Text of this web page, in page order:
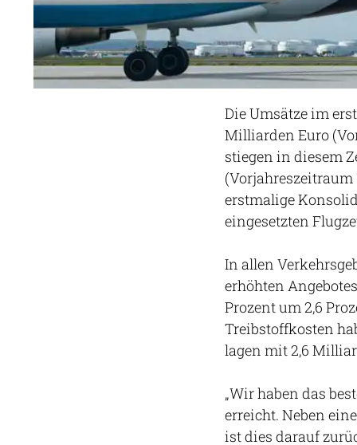
Die Umsätze im
Milliarden Euro
stiegen in diesem
(Vorjahreszeitraum
erstmalige
eingesetzten
In allen
erhöhten
Prozent um 2,6
Treibstoffkosten
lagen mit 2,6
„Wir haben das
erreicht. Neben
ist dies darauf